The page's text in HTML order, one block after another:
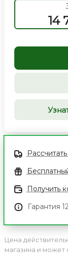
14
Получить
Гарантия
Цена
магазина и может